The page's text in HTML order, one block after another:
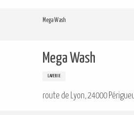
Mega Wash
Mega Wash
LAVERIE
route de Lyon, 24000